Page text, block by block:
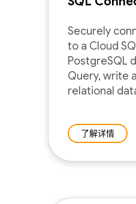
Securely
to a Cloud
PostgreSQL
Query, write
relational
了解详情